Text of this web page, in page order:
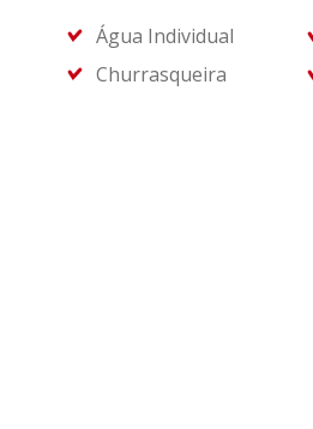
Água Individual
Churrasqueira